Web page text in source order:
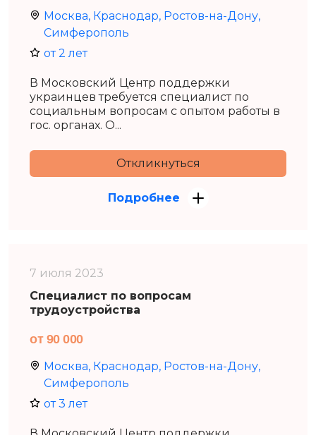
Москва, Краснодар, Ростов-на-Дону,
Симферополь
от 2 лет
В Московский Центр поддержки
украинцев требуется специалист по
социальным вопросам с опытом работы в
гос. органах. О...
Откликнуться
Подробнее
7 июля 2023
Специалист по вопросам
трудоустройства
от 90 000
Москва, Краснодар, Ростов-на-Дону,
Симферополь
от 3 лет